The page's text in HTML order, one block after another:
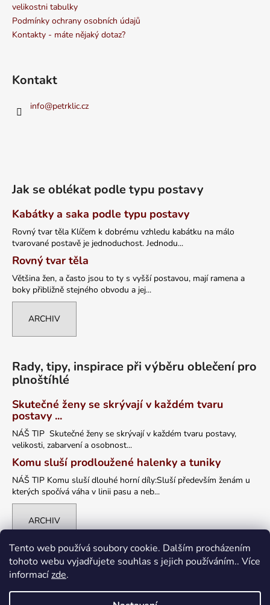
Tento web používá soubory cookie. Dalším procházením
tohoto webu vyjadřujete souhlas s jejich používáním.. Více
informacízde.
velikostni tabulky
Podmínky ochrany osobních údajů
Kontakty - máte nějaký dotaz?
Kontakt
info@petrklic.cz
Jak se oblékat podle typu postavy
Kabátky a saka podle typu postavy
Rovný tvar těla Klíčem k dobrému vzhledu kabátku na málo
tvarované postavě je jednoduchost. Jednodu...
Rovný tvar těla
Většina žen, a často jsou to ty s vyšší postavou, mají ramena a
boky přibližně stejného obvodu a jej...
ARCHIV
Rady, tipy, inspirace při výběru oblečení pro
plnoštíhlé
Skutečné ženy se skrývají v každém tvaru
postavy ...
NÁŠ TIP Skutečné ženy se skrývají v každém tvaru postavy,
velikosti, zabarvení a osobnost...
Komu sluší prodloužené halenky a tuniky
NÁŠ TIP Komu sluší dlouhé horní díly:Sluší především ženám u
kterých spočívá váha v linii pasu a neb...
ARCHIV